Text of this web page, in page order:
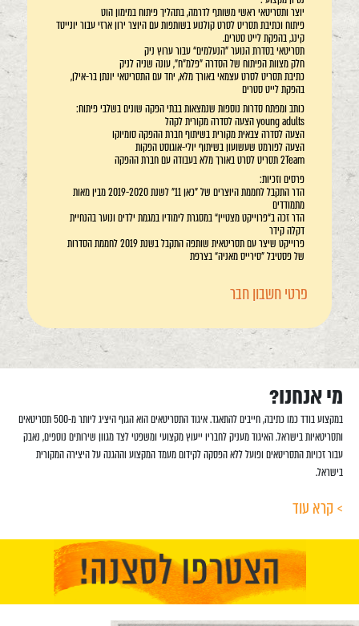
יוצר ותסריטאי ראשי משותף לדרמה, בתהליך פיתוח במימון הוט
פיתוח וכתיבת תסריט לסרט קולנוע בשותפות עם היוצר ירון ארזי עבור יונייטד
קינג, בהפקת לייט סטרים.
תסריטאי בסדרת הנוער ”הנעלמים“ עבור ערוץ ניק
חלק מצוות הפיתוח של הסדרה "פלמ"ח", עונה שניה לניק
כתיבת תסריט לסרט עצמאי באורך מלא, יחד עם התסריטאי יונתן בר-אילן,
בהפקת לייט סטרים
כותב ומפתח סדרות נוספות שנמצאות בבתי הפקה שונים בשלבי פיתוח:
young adults הצעה לסדרה מקורית לקהל
הצעה לסדרה צבאית מקורית בשיתוף חברת ההפקה סומיוקו
הצעה לפורמט שעשועון בשיתוף יולי-אוגוסט הפקות
2Team תסריט לסרט באורך מלא בעבודה עם חברת ההפקה
פרסים וזכיות:
הדר התקבל לחממת היוצרים של "כאן 11" לשנת 2019-2020 מבין מאות
מתמודדים
הדר זכה ב“פרוייקט מצטיין“ במסגרת לימודיו במגמת ילדים ונוער בהנחיית
דקלה קידר
פרוייקט שיצר עם תסריטאית שותפה התקבל בשנת 2019 לחממת הסדרות
של פסטיבל "סירייס מאניה“ בצרפת
פרטי חשבון חבר
מי אנחנו?
במקצוע בודד כמו כתיבה, חייבים להתאגד. איגוד התסריטאים הוא הגוף היציג ליותר מ-500 תסריטאים
ותסריטאיות בישראל. האיגוד מעניק לחבריו ייעוץ מקצועי ומשפטי לצד מגוון שירותים נוספים, נאבק
עבור זכויות התסריטאים ופועל ללא הפסקה לקידום מעמד המקצוע וההגנה על היצירה המקורית
בישראל.
> קרא עוד